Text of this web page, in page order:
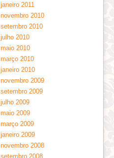
janeiro 2011
novembro 2010
setembro 2010
julho 2010
maio 2010
março 2010
janeiro 2010
novembro 2009
setembro 2009
julho 2009
maio 2009
março 2009
janeiro 2009
novembro 2008
setembro 2008